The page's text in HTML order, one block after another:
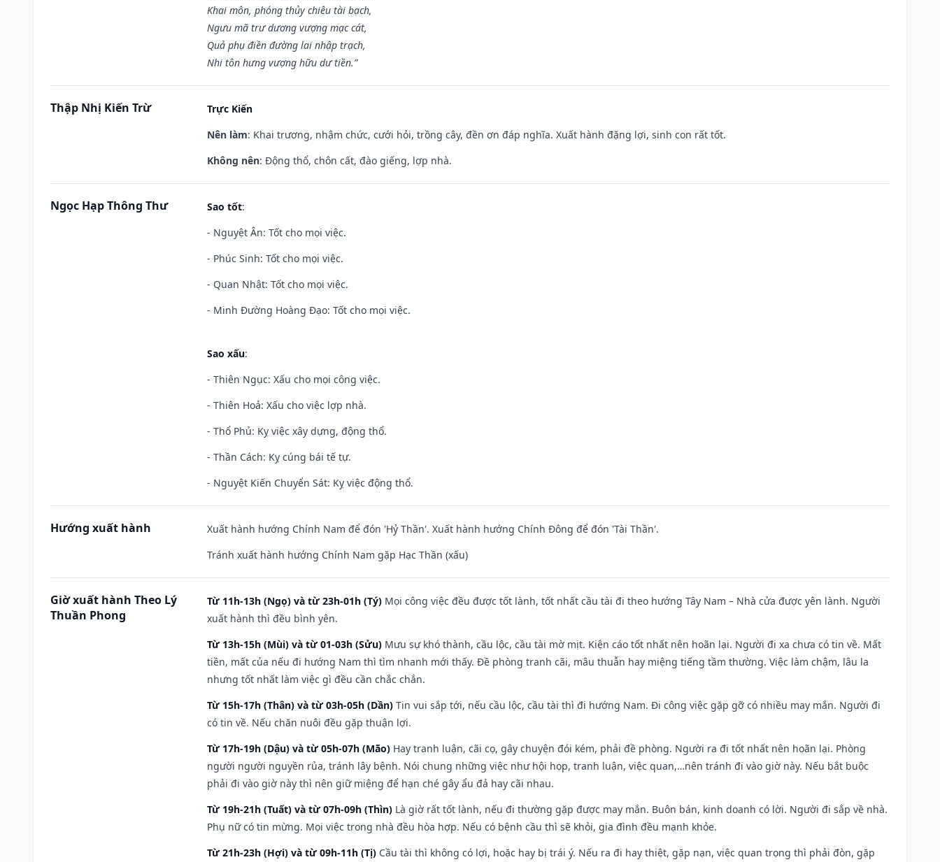
Khai môn, phóng thủy chiêu tài bạch,
Ngưu mã trư dương vượng mạc cát,
Quả phụ điền đường lai nhập trạch,
Nhi tôn hưng vượng hữu dư tiền.”
Thập Nhị Kiến Trừ
Trực Kiến
Nên làm: Khai trương, nhậm chức, cưới hỏi, trồng cây, đền ơn đáp nghĩa. Xuất hành đặng lợi, sinh con rất tốt.
Không nên: Động thổ, chôn cất, đào giếng, lợp nhà.
Ngọc Hạp Thông Thư Sao tốt:
- Nguyệt Ân: Tốt cho mọi việc.
- Phúc Sinh: Tốt cho mọi việc.
- Quan Nhật: Tốt cho mọi việc.
- Minh Đường Hoàng Đạo: Tốt cho mọi việc.
Sao xấu:
- Thiên Ngục: Xấu cho mọi công việc.
- Thiên Hoả: Xấu cho việc lợp nhà.
- Thổ Phủ: Kỵ việc xây dựng, động thổ.
- Thần Cách: Kỵ cúng bái tế tự.
- Nguyệt Kiến Chuyển Sát: Kỵ việc động thổ.
Hướng xuất hành
Xuất hành hướng Chính Nam để đón 'Hỷ Thần'. Xuất hành hướng Chính Đông để đón 'Tài Thần'.
Tránh xuất hành hướng Chính Nam gặp Hạc Thần (xấu)
Giờ xuất hành Theo Lý
Thuần Phong
Từ 11h-13h (Ngọ) và từ 23h-01h (Tý) Mọi công việc đều được tốt lành, tốt nhất cầu tài đi theo hướng Tây Nam – Nhà cửa được yên lành. Người
xuất hành thì đều bình yên.
Từ 13h-15h (Mùi) và từ 01-03h (Sửu) Mưu sự khó thành, cầu lộc, cầu tài mờ mịt. Kiện cáo tốt nhất nên hoãn lại. Người đi xa chưa có tin về. Mất
tiền, mất của nếu đi hướng Nam thì tìm nhanh mới thấy. Đề phòng tranh cãi, mâu thuẫn hay miệng tiếng tầm thường. Việc làm chậm, lâu la
nhưng tốt nhất làm việc gì đều cần chắc chắn.
Từ 15h-17h (Thân) và từ 03h-05h (Dần) Tin vui sắp tới, nếu cầu lộc, cầu tài thì đi hướng Nam. Đi công việc gặp gỡ có nhiều may mắn. Người đi
có tin về. Nếu chăn nuôi đều gặp thuận lợi.
Từ 17h-19h (Dậu) và từ 05h-07h (Mão) Hay tranh luận, cãi cọ, gây chuyện đói kém, phải đề phòng. Người ra đi tốt nhất nên hoãn lại. Phòng
người người nguyền rủa, tránh lây bệnh. Nói chung những việc như hội họp, tranh luận, việc quan,…nên tránh đi vào giờ này. Nếu bắt buộc
phải đi vào giờ này thì nên giữ miệng để hạn ché gây ẩu đả hay cãi nhau.
Từ 19h-21h (Tuất) và từ 07h-09h (Thìn) Là giờ rất tốt lành, nếu đi thường gặp được may mắn. Buôn bán, kinh doanh có lời. Người đi sắp về nhà.
Phụ nữ có tin mừng. Mọi việc trong nhà đều hòa hợp. Nếu có bệnh cầu thì sẽ khỏi, gia đình đều mạnh khỏe.
Từ 21h-23h (Hợi) và từ 09h-11h (Tị) Cầu tài thì không có lợi, hoặc hay bị trái ý. Nếu ra đi hay thiệt, gặp nạn, việc quan trọng thì phải đòn, gặp